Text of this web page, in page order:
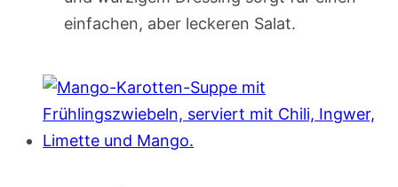
einfachen, aber leckeren Salat.